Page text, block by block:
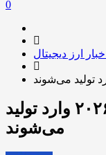
0
اخبار ارز دیجیتال
ریپل: استیبل کوین‌ها تا ۲۰۲۶ وارد تولید
می‌شوند